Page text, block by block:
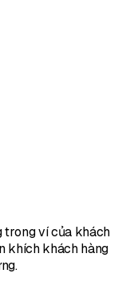
trong ví của khách
khích khách hàng